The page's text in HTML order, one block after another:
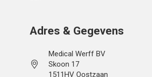
Adres & Gegevens
Medical Werff BV
Skoon 17
1511HV Oostzaan